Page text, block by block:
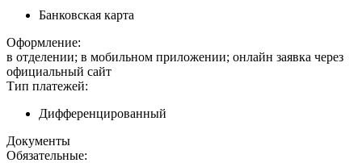
Банковская карта
Оформление:
в отделении; в мобильном приложении; онлайн заявка через
официальный сайт
Тип платежей:
Дифференцированный
Документы
Обязательные: